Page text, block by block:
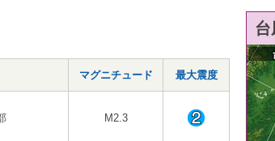
マグニチュード 最大震度
M2.3